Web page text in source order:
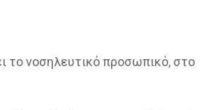
το νοσηλευτικό προσωπικό, στο